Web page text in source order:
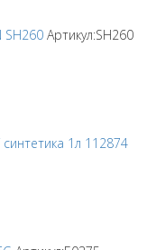
SH260 Артикул:SH260
1л 112874